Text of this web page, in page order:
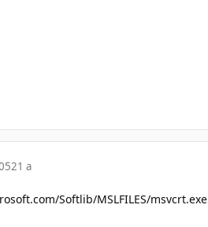
21 a
Softlib/MSLFILES/msvcrt.exe